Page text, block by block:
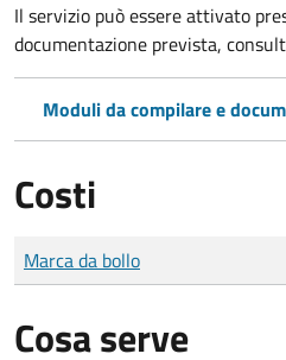
Il servizio può essere attivato
documentazione prevista,
Moduli da compilare e
Costi
Tipo di pagamento
Importo
Marca da bollo
Cosa serve